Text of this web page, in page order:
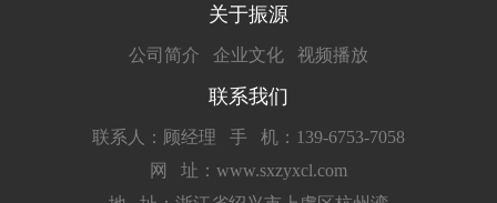
关于振源
公司简介 企业文化 视频播放
联系我们
联系人：顾经理
手 机：139-6753-7058
网 址：www.sxzyxcl.com